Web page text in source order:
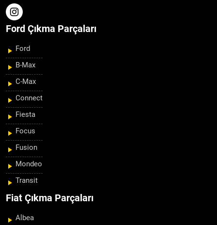
Ford Çıkma Parçaları
Ford
B-Max
C-Max
Connect
Fiesta
Focus
Fusion
Mondeo
Transit
Fiat Çıkma Parçaları
Albea